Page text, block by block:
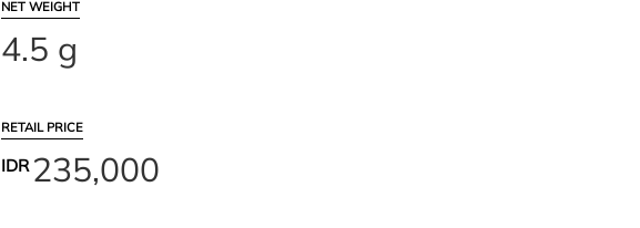
NET WEIGHT
4.5 g
RETAIL PRICE
IDR235,000